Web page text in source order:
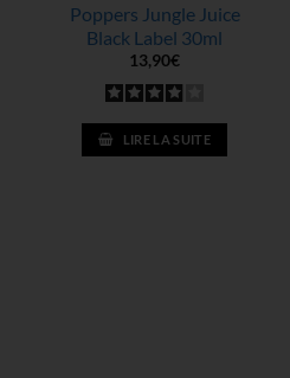
Poppers Jungle Juice
Black Label 30ml
13,90€
LIRE LA SUITE